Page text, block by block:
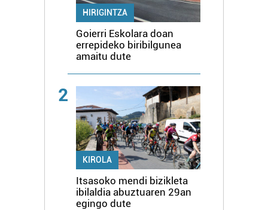
HIRIGINTZA
Goierri Eskolara doan
errepideko biribilgunea
amaitu dute
2
KIROLA
Itsasoko mendi bizikleta
ibilaldia abuztuaren 29an
egingo dute